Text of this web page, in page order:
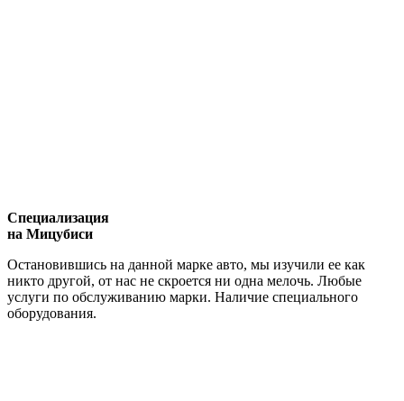
Специализация
на Мицубиси
Остановившись на данной марке авто, мы изучили ее как
никто другой, от нас не скроется ни одна мелочь. Любые
услуги по обслуживанию марки. Наличие специального
оборудования.